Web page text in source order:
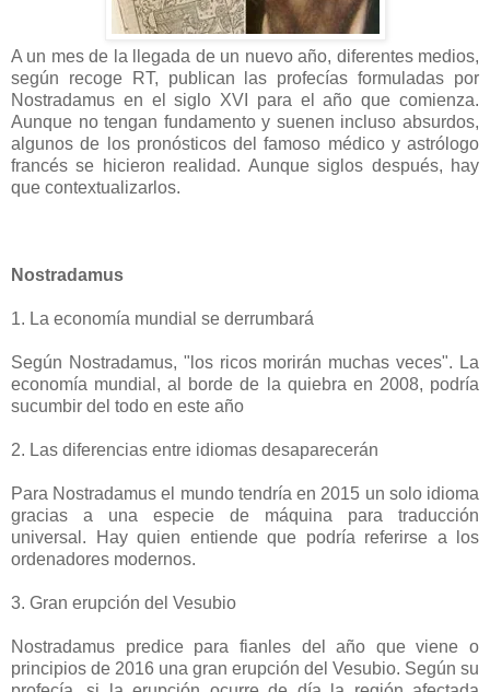
A un mes de la llegada de un nuevo año, diferentes medios,
según recoge RT, publican las profecías formuladas por
Nostradamus en el siglo XVI para el año que comienza.
Aunque no tengan fundamento y suenen incluso absurdos,
algunos de los pronósticos del famoso médico y astrólogo
francés se hicieron realidad. Aunque siglos después, hay
que contextualizarlos.
Nostradamus
1. La economía mundial se derrumbará
Según Nostradamus, "los ricos morirán muchas veces". La
economía mundial, al borde de la quiebra en 2008, podría
sucumbir del todo en este año
2. Las diferencias entre idiomas desaparecerán
Para Nostradamus el mundo tendría en 2015 un solo idioma
gracias a una especie de máquina para traducción
universal. Hay quien entiende que podría referirse a los
ordenadores modernos.
3. Gran erupción del Vesubio
Nostradamus predice para fianles del año que viene o
principios de 2016 una gran erupción del Vesubio. Según su